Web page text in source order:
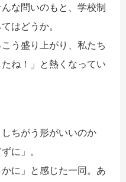
な問いのもと、学校制
はどうか。
う盛り上がり、私たち
ね！」と熱くなってい
しちがう形がいいのか
に」。
に」と感じた一同。あ